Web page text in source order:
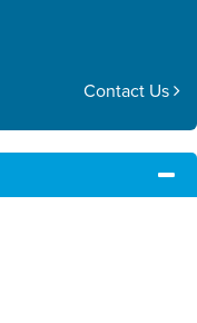
Contact Us